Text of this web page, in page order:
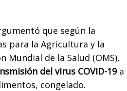
que según la
para la Agricultura y la
Mundial de la Salud (OMS),
del virus COVID-19a
congelado.